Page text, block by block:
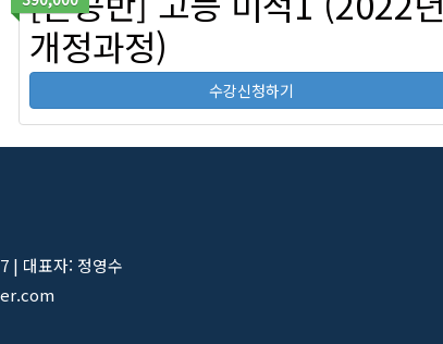
개정과정)
수강신청하기
| 대표자: 정영수